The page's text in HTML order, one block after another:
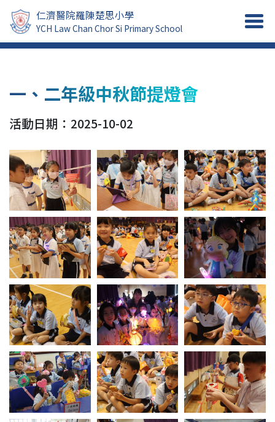
仁濟醫院羅陳楚思小學
YCH Law Chan Chor Si Primary School
一、二年級中秋節提燈會
活動日期：2025-10-02